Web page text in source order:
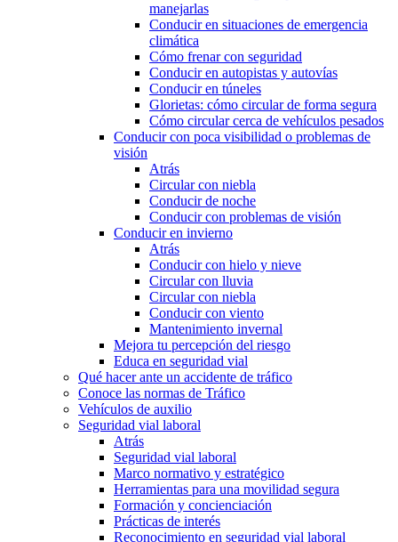
manejarlas
Conducir en situaciones de emergencia
climática
Cómo frenar con seguridad
Conducir en autopistas y autovías
Conducir en túneles
Glorietas: cómo circular de forma segura
Cómo circular cerca de vehículos pesados
Conducir con poca visibilidad o problemas de
visión
Atrás
Circular con niebla
Conducir de noche
Conducir con problemas de visión
Conducir en invierno
Atrás
Conducir con hielo y nieve
Circular con lluvia
Circular con niebla
Conducir con viento
Mantenimiento invernal
Mejora tu percepción del riesgo
Educa en seguridad vial
Qué hacer ante un accidente de tráfico
Conoce las normas de Tráfico
Vehículos de auxilio
Seguridad vial laboral
Atrás
Seguridad vial laboral
Marco normativo y estratégico
Herramientas para una movilidad segura
Formación y concienciación
Prácticas de interés
Reconocimiento en seguridad vial laboral